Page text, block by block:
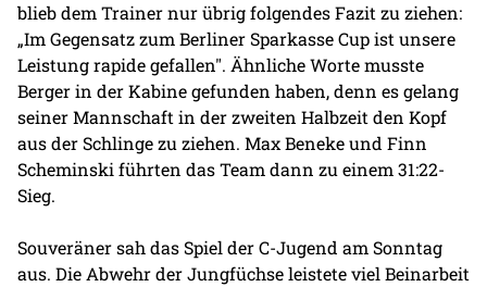
blieb dem Trainer nur übrig folgendes Fazit zu ziehen:
„Im Gegensatz zum Berliner Sparkasse Cup ist unsere
Leistung rapide gefallen". Ähnliche Worte musste
Berger in der Kabine gefunden haben, denn es gelang
seiner Mannschaft in der zweiten Halbzeit den Kopf
aus der Schlinge zu ziehen. Max Beneke und Finn
Scheminski führten das Team dann zu einem 31:22-
Sieg.
Souveräner sah das Spiel der C-Jugend am Sonntag
aus. Die Abwehr der Jungfüchse leistete viel Beinarbeit